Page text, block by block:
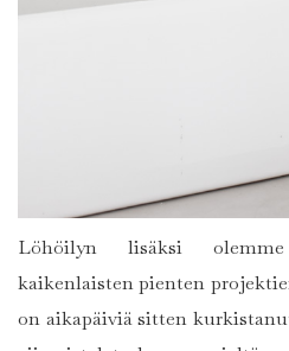
Löhöilyn lisäksi
kaikenlaisten pienten
on aikapäiviä sitten